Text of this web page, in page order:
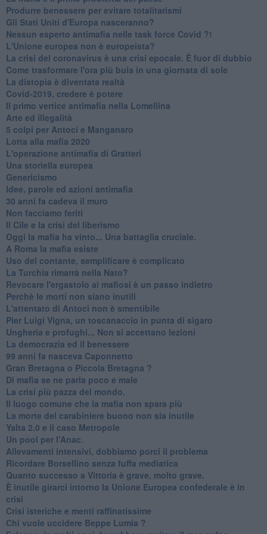
Produrre benessere per evitare totalitarismi
Gli Stati Uniti d'Europa nasceranno?
Nessun esperto antimafia nelle task force Covid ?!
L'Unione europea non è europeista?
La crisi del coronavirus è una crisi epocale. È fuor di dubbio
Come trasformare l'ora più buia in una giornata di sole
​La distopia è diventata realtà
Covid-2019, credere è potere
Il primo vertice antimafia nella Lomellina
Arte ed illegalità
​5 colpi per Antoci e Manganaro
Lotta alla mafia 2020
L'operazione antimafia di Gratteri
Una storiella europea
Genericismo
Idee, parole ed azioni antimafia
30 anni fa cadeva il muro
Non facciamo feriti
Il Cile e la crisi del liberismo
Oggi la mafia ha vinto... Una battaglia cruciale.
A Roma la mafia esiste
Uso del contante, semplificare è complicato
La Turchia rimarrà nella Nato?
Revocare l'ergastolo ai mafiosi è un passo indietro
Perchè le morti non siano inutili
L'attentato di Antoci non è smentibile
Pier Luigi Vigna, un toscanaccio in punta di sigaro
Ungheria e profughi... Non si accettano lezioni
La democrazia ed il benessere
99 anni fa nasceva Caponnetto
Gran Bretagna o Piccola Bretagna ?
Di mafia se ne parla poco e male
La crisi più pazza del mondo.
Il luogo comune che la mafia non spara più
La morte del carabiniere buono non sia inutile
Yalta 2.0 e il caso Metropole
​Un pool per l'Anac.
Allevamenti intensivi, dobbiamo porci il problema
Ricordare Borsellino senza fuffa mediatica
​Quanto successo a Vittoria è grave, molto grave.
​È inutile girarci intorno la Unione Europea confederale è in
crisi
Crisi isteriche e menti raffinatissime
Chi vuole uccidere Beppe Lumia ?